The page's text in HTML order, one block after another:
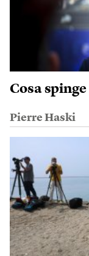
Cosa
Pierre Haski